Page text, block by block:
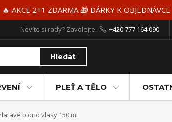
AKCE 2+1 ZDARMA 🎁 DÁRKY K OBJEDNÁVCE
Hledat
Nevíte si rady? Zavolejte. +420 777 164 090
PLEŤ A TĚLO
blond vlasy 150 ml